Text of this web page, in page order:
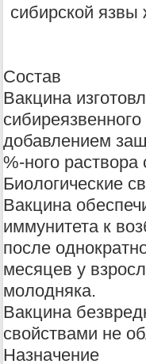
Состав
Вакцина
добавлением
%-ного
Биологические
Вакцина
иммунитета к
после
месяцев у
молодняка.
Вакцина
свойствами не
Назначение